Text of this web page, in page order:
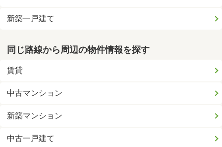
新築一戸建て
同じ路線から周辺の物件情報を探す
賃貸
中古マンション
新築マンション
中古一戸建て